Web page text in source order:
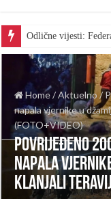
Odlične vijesti:
Home/Aktuelno/
napala vjernike u
(FOTO+VIDEO)
Povrijeđeno
napala
klanjali teraviju